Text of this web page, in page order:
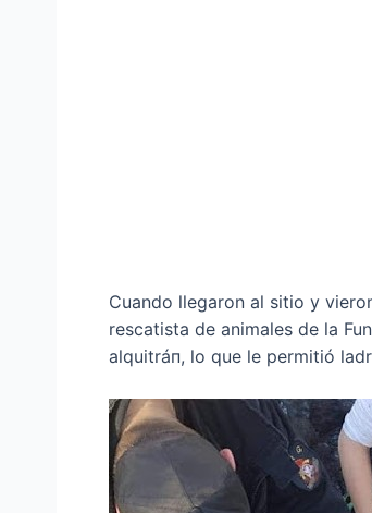
Cuando llegaron al sitio y
rescatista de animales de la
alquitráп, lo que le permitió